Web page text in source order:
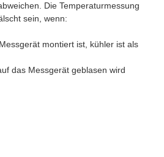
Die Temperaturmessung
sein, wenn:
montiert ist, kühler ist als
das Messgerät geblasen wird